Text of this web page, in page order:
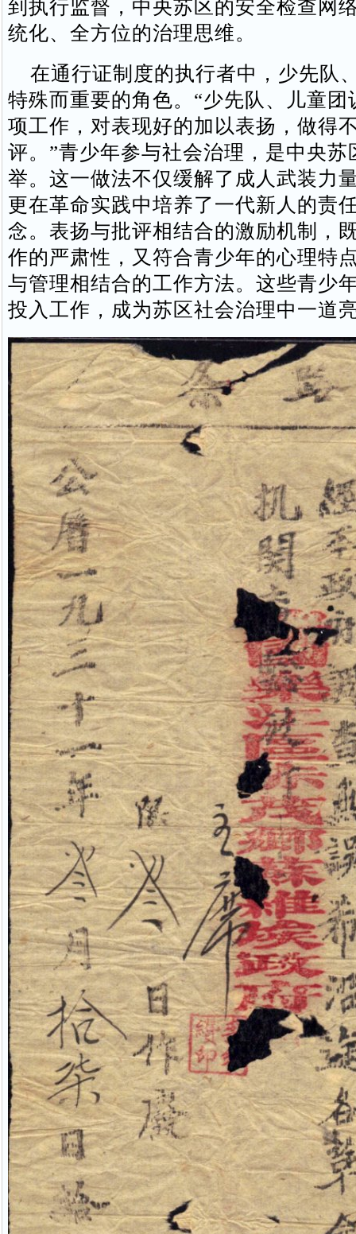
到执行监督，中央苏区的安全检查网
统化、全方位的治理思维。
在通行证制度的执行者中，少先队
特殊而重要的角色。“少先队、儿童团
项工作，对表现好的加以表扬，做得
评。”青少年参与社会治理，是中央苏
举。这一做法不仅缓解了成人武装力
更在革命实践中培养了一代新人的责
念。表扬与批评相结合的激励机制，
作的严肃性，又符合青少年的心理特
与管理相结合的工作方法。这些青少
投入工作，成为苏区社会治理中一道